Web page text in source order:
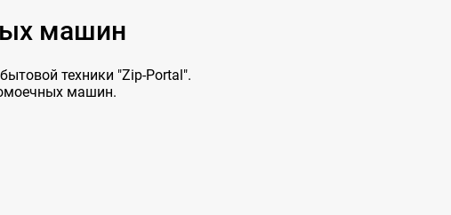
машин
техники "Zip-Portal".
машин.